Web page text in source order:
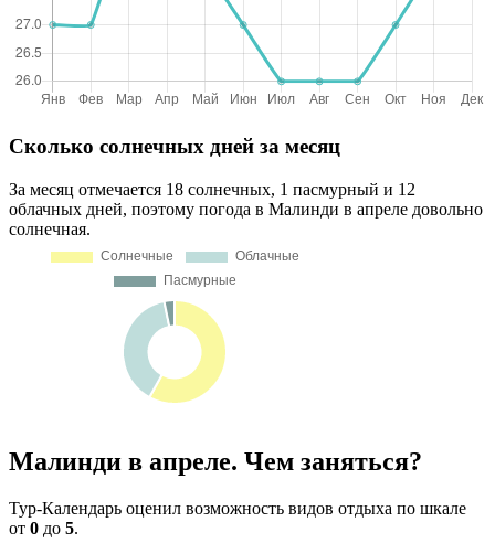
Сколько солнечных дней за месяц
За месяц отмечается 18 солнечных, 1 пасмурный и 12
облачных дней, поэтому погода в Малинди в апреле довольно
солнечная.
Малинди в апреле. Чем заняться?
Тур-Календарь оценил возможность видов отдыха по шкале
от 0 до 5.